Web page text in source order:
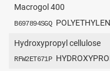
Macrogol 400
B697894SGQ
Hydroxypropyl cellulose
RFW2ET671P